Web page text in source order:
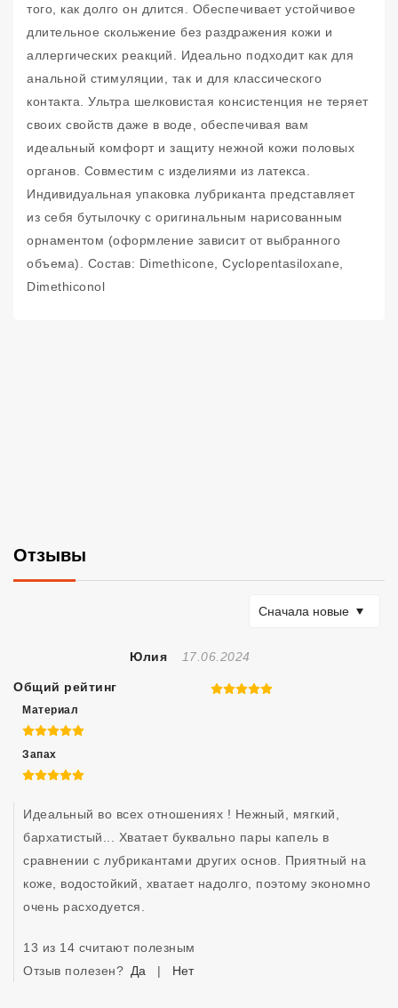
того, как долго он длится. Обеспечивает устойчивое
длительное скольжение без раздражения кожи и
аллергических реакций. Идеально подходит как для
анальной стимуляции, так и для классического
контакта. Ультра шелковистая консистенция не теряет
своих свойств даже в воде, обеспечивая вам
идеальный комфорт и защиту нежной кожи половых
органов. Совместим с изделиями из латекса.
Индивидуальная упаковка лубриканта представляет
из себя бутылочку с оригинальным нарисованным
орнаментом (оформление зависит от выбранного
объема). Состав: Dimethicone, Cyclopentasiloxane,
Dimethiconol
Отзывы
Сортировать по
Сначала новые
Юлия Отзыв Создан
17.06.2024
Общий рейтинг 5 из 5
Материал
5 из 5
Запах
5 из 5
Идеальный во всех отношениях ! Нежный, мягкий,
бархатистый... Хватает буквально пары капель в
сравнении с лубрикантами других основ. Приятный на
коже, водостойкий, хватает надолго, поэтому экономно
очень расходуется.
13 из 14 считают полезным
Отзыв полезен? Да | Нет